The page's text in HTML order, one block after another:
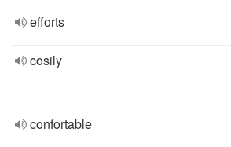
efforts
cosily
confortable